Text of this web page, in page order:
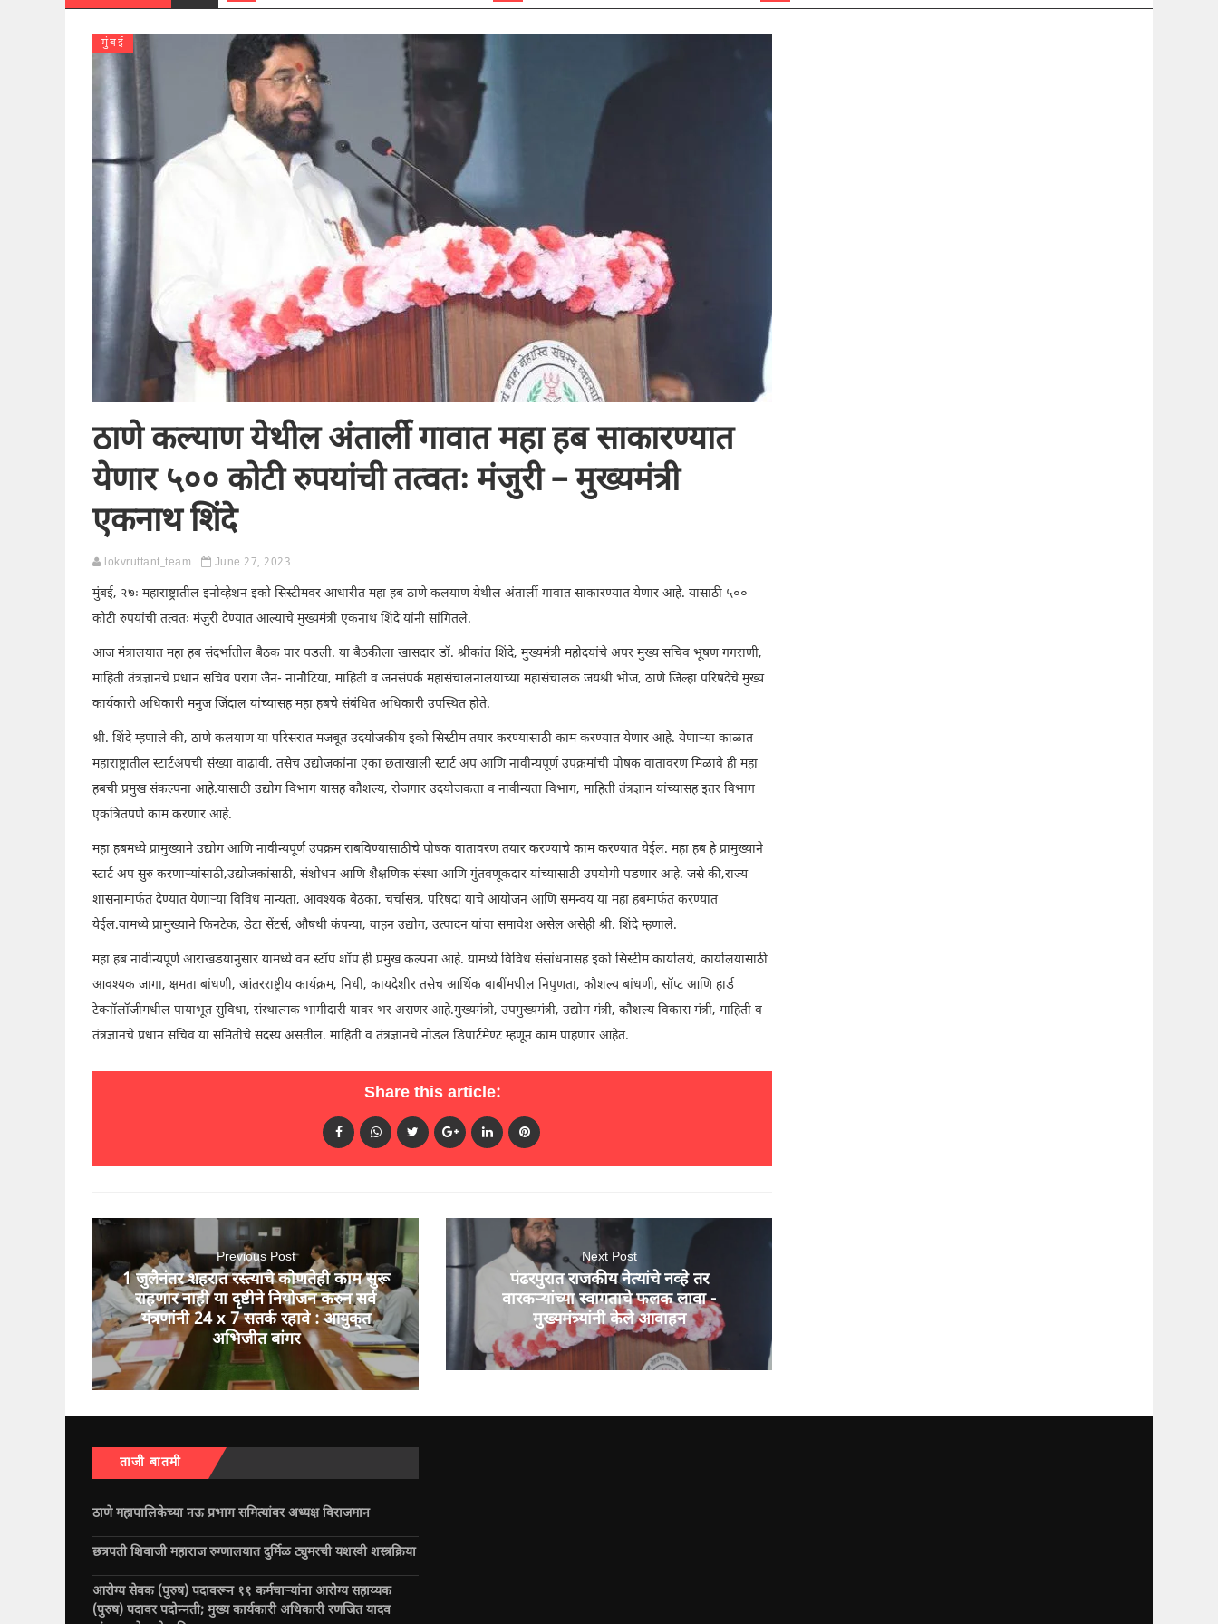
मुंबई
ठाणे कल्याण येथील अंतार्ली गावात महा हब साकारण्यात
येणार ५०० कोटी रुपयांची तत्वतः मंजुरी – मुख्यमंत्री
एकनाथ शिंदे
lokvruttant_team June 27, 2023
मुंबई, २७ः महाराष्ट्रातील इनोव्हेशन इको सिस्टीमवर आधारीत महा हब ठाणे कलयाण येथील अंतार्ली गावात साकारण्यात येणार आहे. यासाठी ५००
कोटी रुपयांची तत्वतः मंजुरी देण्यात आल्याचे मुख्यमंत्री एकनाथ शिंदे यांनी सांगितले.
आज मंत्रालयात महा हब संदर्भातील बैठक पार पडली. या बैठकीला खासदार डॉ. श्रीकांत शिंदे, मुख्यमंत्री महोदयांचे अपर मुख्य सचिव भूषण गगराणी,
माहिती तंत्रज्ञानचे प्रधान सचिव पराग जैन- नानौटिया, माहिती व जनसंपर्क महासंचालनालयाच्या महासंचालक जयश्री भोज, ठाणे जिल्हा परिषदेचे मुख्य
कार्यकारी अधिकारी मनुज जिंदाल यांच्यासह महा हबचे संबंधित अधिकारी उपस्थित होते.
श्री. शिंदे म्हणाले की, ठाणे कलयाण या परिसरात मजबूत उदयोजकीय इको सिस्टीम तयार करण्यासाठी काम करण्यात येणार आहे. येणाऱ्या काळात
महाराष्ट्रातील स्टार्टअपची संख्या वाढावी, तसेच उद्योजकांना एका छताखाली स्टार्ट अप आणि नावीन्यपूर्ण उपक्रमांची पोषक वातावरण मिळावे ही महा
हबची प्रमुख संकल्पना आहे.यासाठी उद्योग विभाग यासह कौशल्य, रोजगार उदयोजकता व नावीन्यता विभाग, माहिती तंत्रज्ञान यांच्यासह इतर विभाग
एकत्रितपणे काम करणार आहे.
महा हबमध्ये प्रामुख्याने उद्योग आणि नावीन्यपूर्ण उपक्रम राबविण्यासाठीचे पोषक वातावरण तयार करण्याचे काम करण्यात येईल. महा हब हे प्रामुख्याने
स्टार्ट अप सुरु करणाऱ्यांसाठी,उद्योजकांसाठी, संशोधन आणि शैक्षणिक संस्था आणि गुंतवणूकदार यांच्यासाठी उपयोगी पडणार आहे. जसे की,राज्य
शासनामार्फत देण्यात येणाऱ्या विविध मान्यता, आवश्यक बैठका, चर्चासत्र, परिषदा याचे आयोजन आणि समन्वय या महा हबमार्फत करण्यात
येईल.यामध्ये प्रामुख्याने फिनटेक, डेटा सेंटर्स, औषधी कंपन्या, वाहन उद्योग, उत्पादन यांचा समावेश असेल असेही श्री. शिंदे म्हणाले.
महा हब नावीन्यपूर्ण आराखडयानुसार यामध्ये वन स्टॉप शॉप ही प्रमुख कल्पना आहे. यामध्ये विविध संसांधनासह इको सिस्टीम कार्यालये, कार्यालयासाठी
आवश्यक जागा, क्षमता बांधणी, आंतरराष्ट्रीय कार्यक्रम, निधी, कायदेशीर तसेच आर्थिक बाबींमधील निपुणता, कौशल्य बांधणी, सॉप्ट आणि हार्ड
टेक्नॉलॉजीमधील पायाभूत सुविधा, संस्थात्मक भागीदारी यावर भर असणर आहे.मुख्यमंत्री, उपमुख्यमंत्री, उद्योग मंत्री, कौशल्य विकास मंत्री, माहिती व
तंत्रज्ञानचे प्रधान सचिव या समितीचे सदस्य असतील. माहिती व तंत्रज्ञानचे नोडल डिपार्टमेण्ट म्हणून काम पाहणार आहेत.
Share this article:
Previous Post
1 जुलैनंतर शहरात रस्त्याचे कोणतेही काम सुरू
राहणार नाही या दृष्टीने नियोजन करुन सर्व
यंत्रणांनी 24 x 7 सतर्क रहावे : आयुक्‌त
अभिजीत बांगर
Next Post
पंढरपुरात राजकीय नेत्यांचे नव्हे तर
वारकऱ्यांच्या स्वागताचे फलक लावा -
मुख्यमंत्र्यांनी केले आवाहन
ताजी बातमी
ठाणे महापालिकेच्या नऊ प्रभाग समित्यांवर अध्यक्ष विराजमान
छत्रपती शिवाजी महाराज रुग्णालयात दुर्मिळ ट्युमरची यशस्वी शस्त्रक्रिया
आरोग्य सेवक (पुरुष) पदावरून ११ कर्मचाऱ्यांना आरोग्य सहाय्यक
(पुरुष) पदावर पदोन्नती; मुख्य कार्यकारी अधिकारी रणजित यादव